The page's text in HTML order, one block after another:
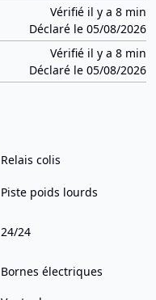
Vérifié il y a 8 min
Déclaré le 05/08/2026
Vérifié il y a 8 min
Déclaré le 05/08/2026
Relais colis
Piste poids lourds
24/24
Bornes électriques